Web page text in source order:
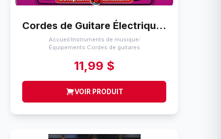
Cordes de Guitare Électrique (9-42) Ernie Ball Super Slinky (9-42)
Accueil/Instruments de musique/
Équipements Cordes de guitares
11,99 $
VOIR PRODUIT